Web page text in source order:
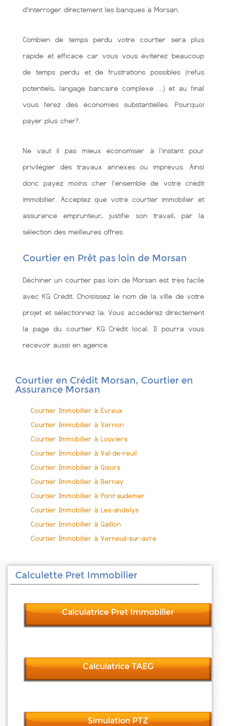
d’interroger directement les banques à Morsan.
Combien de temps perdu votre courtier sera plus
rapide et efficace car vous vous éviterez beaucoup
de temps perdu et de frustrations possibles (refus
potentiels, langage bancaire complexe …) et au final
vous ferez des économies substantielles. Pourquoi
payer plus cher?.
Ne vaut il pas mieux économiser à l'instant pour
privilégier des travaux annexes ou imprévus. Ainsi
donc payez moins cher l’ensemble de votre crédit
immobilier. Acceptez que votre courtier immobilier et
assurance emprunteur, justifie son travail, par la
sélection des meilleures offres.
Courtier en Prêt pas loin de Morsan
Déchiner un courtier pas loin de Morsan est très facile
avec KG Crédit. Choisissez le nom de la ville de votre
projet et sélectionnez la. Vous accédérez directement
la page du courtier KG Crédit local. Il pourra vous
recevoir aussi en agence.
Courtier en Crédit Morsan, Courtier en
Assurance Morsan
Courtier Immobilier à Evreux
Courtier Immobilier à Vernon
Courtier Immobilier à Louviers
Courtier Immobilier à Val-de-reuil
Courtier Immobilier à Gisors
Courtier Immobilier à Bernay
Courtier Immobilier à Pont-audemer
Courtier Immobilier à Les-andelys
Courtier Immobilier à Gaillon
Courtier Immobilier à Verneuil-sur-avre
Calculette Pret Immobilier
Calculatrice Pret Immobilier
Calculatrice TAEG
Simulation PTZ